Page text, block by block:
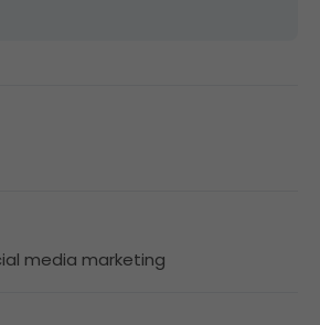
media marketing